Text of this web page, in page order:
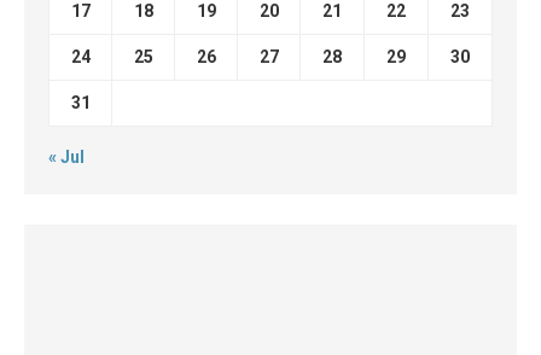
17 18 19 20 21 22 23
24 25 26 27 28 29 30
31
« Jul